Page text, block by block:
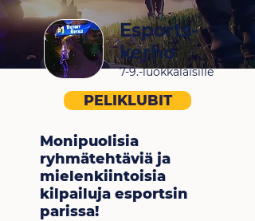
Esports-
kerho
7-9.-luokkalaisille
PELIKLUBIT
Monipuolisia
ryhmätehtäviä ja
mielenkiintoisia
kilpailuja esportsin
parissa!